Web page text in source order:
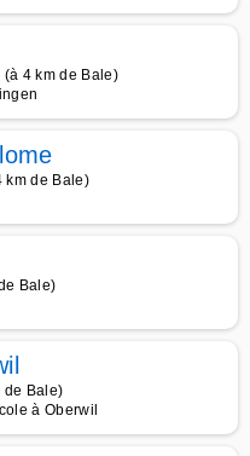
(à 4 km de Bale)
km de Bale)
Bale)
de Bale)
à Oberwil